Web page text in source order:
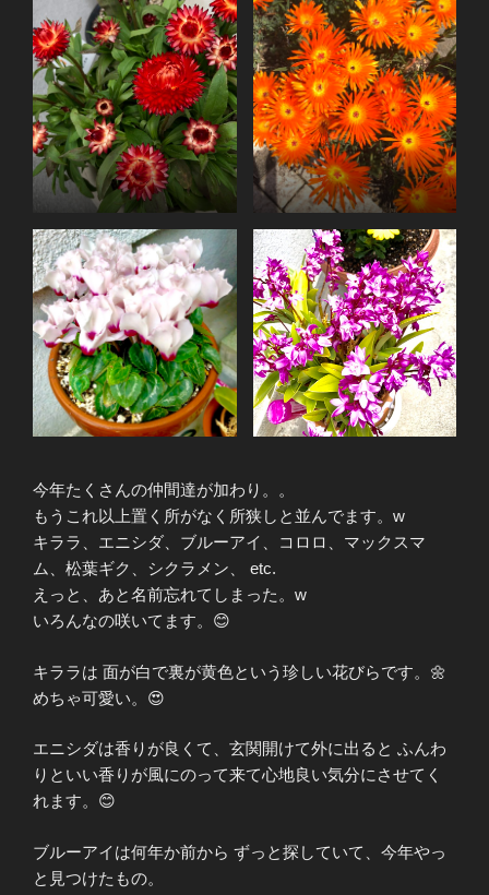
今年たくさんの仲間達が加わり。。
もうこれ以上置く所がなく所狭しと並んでます。w
キララ、エニシダ、ブルーアイ、コロロ、マックスマ
ム、松葉ギク、シクラメン、 etc.
えっと、あと名前忘れてしまった。w
いろんなの咲いてます。😊
キララは 面が白で裏が黄色という珍しい花びらです。🌼
めちゃ可愛い。😍
エニシダは香りが良くて、玄関開けて外に出ると ふんわ
りといい香りが風にのって来て心地良い気分にさせてく
れます。😊
ブルーアイは何年か前から ずっと探していて、今年やっ
と見つけたもの。